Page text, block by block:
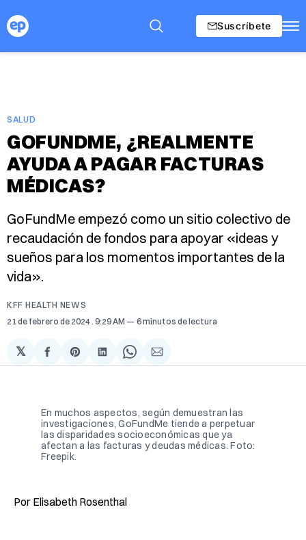
Suscríbete
SALUD
GOFUNDME, ¿REALMENTE
AYUDA A PAGAR FACTURAS
MÉDICAS?
GoFundMe empezó como un sitio colectivo de
recaudación de fondos para apoyar «ideas y
sueños para los momentos importantes de la
vida».
KFF HEALTH NEWS
21 de febrero de 2024 . 9:29 AM 6 minutos de lectura
𝕏
Compartir
en
Share
on
Compartir
en
Share
on
Compartir
via
En muchos aspectos, según demuestran las
investigaciones, GoFundMe tiende a perpetuar
las disparidades socioeconómicas que ya
afectan a las facturas y deudas médicas. Foto:
Freepik.
Por Elisabeth Rosenthal